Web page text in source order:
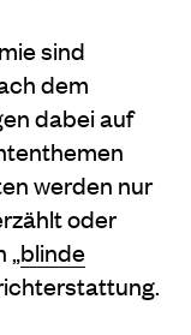
sind
dem
dabei auf
werden nur
oder
„blinde